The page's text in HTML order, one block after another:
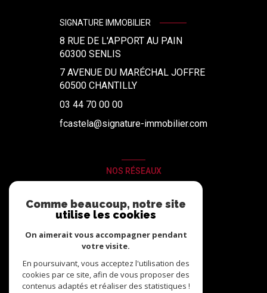
SIGNATURE IMMOBILIER
8 RUE DE L'APPORT AU PAIN
60300 SENLIS
7 AVENUE DU MARÉCHAL JOFFRE
60500 CHANTILLY
03 44 70 00 00
fcastela@signature-immobilier.com
NOS RÉSEAUX
Comme beaucoup, notre site
utilise les cookies
On aimerait vous accompagner pendant
votre visite.
En poursuivant, vous acceptez l'utilisation des
cookies par ce site, afin de vous proposer des
contenus adaptés et réaliser des statistiques !